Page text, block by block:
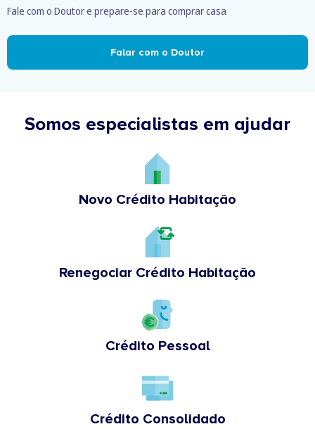
Fale com o Doutor e prepare-se para comprar casa
Falar com o Doutor
Somos especialistas em ajudar
Novo Crédito Habitação
Renegociar Crédito Habitação
Crédito Pessoal
Crédito Consolidado